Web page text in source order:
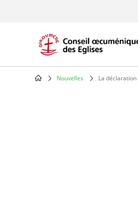
Nouvelles La